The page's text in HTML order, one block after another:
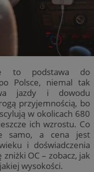
to podstawa do
Polsce, niemal tak
jazdy i dowodu
przyjemnością, bo
w okolicach 680
ich wzrostu. Co
samo, a cena jest
i doświadczenia
OC – zobacz, jak
wysokości.